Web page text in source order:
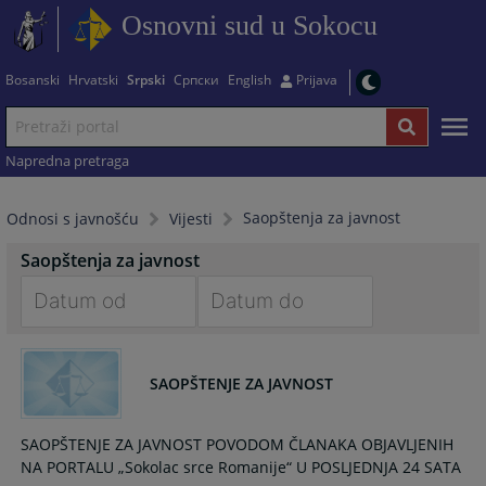
Osnovni sud u Sokocu
Bosanski Hrvatski Srpski Српски English Prijava
Napredna pretraga
Odnosi s javnošću Vijesti Saopštenja za javnost
Saopštenja za javnost
forward
interact
the
calendar
to
the
calendar
SAOPŠTENJE ZA JAVNOST
SAOPŠTENJE ZA JAVNOST POVODOM ČLANAKA OBJAVLJENIH
NA PORTALU „Sokolac srce Romanije“ U POSLJEDNJA 24 SATA